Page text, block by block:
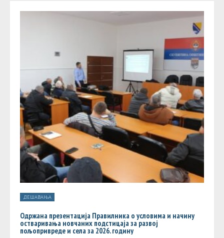
ДЕШАВАЊА
Одржана презентација Правилника о условима и начину
остваривања новчаних подстицаја за развој
пољопривреде и села за 2026. годину